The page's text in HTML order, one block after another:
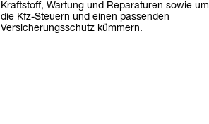
Kraftstoff, Wartung und Reparaturen sowie um
die Kfz-Steuern und einen passenden
Versicherungsschutz kümmern.